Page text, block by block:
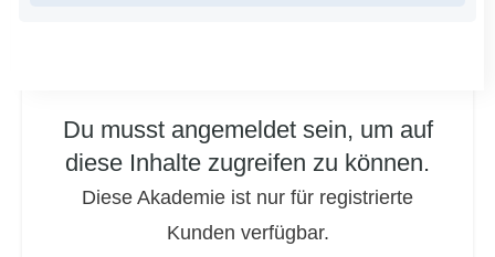
Du musst angemeldet sein, um auf
diese Inhalte zugreifen zu können.
Diese Akademie ist nur für registrierte
Kunden verfügbar.